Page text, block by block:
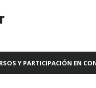
Y PARTICIPACIÓN EN